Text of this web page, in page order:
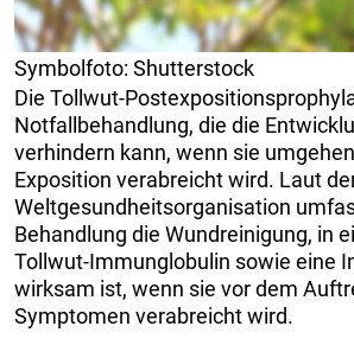
Symbolfoto: Shutterstock
Die Tollwut-
Notfallbehandlung, die die
verhindern kann, wenn sie
Exposition verabreicht wird. Laut
Weltgesundheitsorganisation
Behandlung die Wundreinigung, in
Tollwut-Immunglobulin sowie eine
wirksam ist, wenn sie vor dem
Symptomen verabreicht wird.